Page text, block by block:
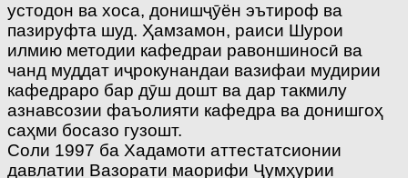
устодон ва хоса, донишҷӯён эътироф ва
пазируфта шуд. Ҳамзамон, раиси Шурои
илмию методии кафед­раи равоншиносӣ ва
чанд муддат иҷрокунандаи вазифаи мудирии
кафедраро бар дӯш дошт ва дар такмилу
азнавсозии фаъолияти кафедра ва донишгоҳ
саҳми босазо гузошт.
Соли 1997 ба Хадамоти аттестатсионии
давлатии Вазорати маорифи Ҷумҳурии